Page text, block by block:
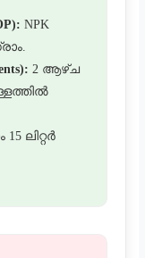
NPK
2 ആഴ്ച
ലിറ്റർ